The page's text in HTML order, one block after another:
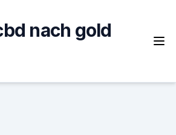
nach gold